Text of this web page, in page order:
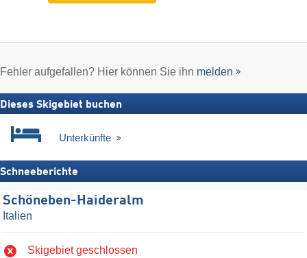
Fehler aufgefallen? Hier können Sie ihn melden
Dieses Skigebiet buchen
Unterkünfte
Schneeberichte
Schöneben-Haideralm
Italien
Skigebiet geschlossen